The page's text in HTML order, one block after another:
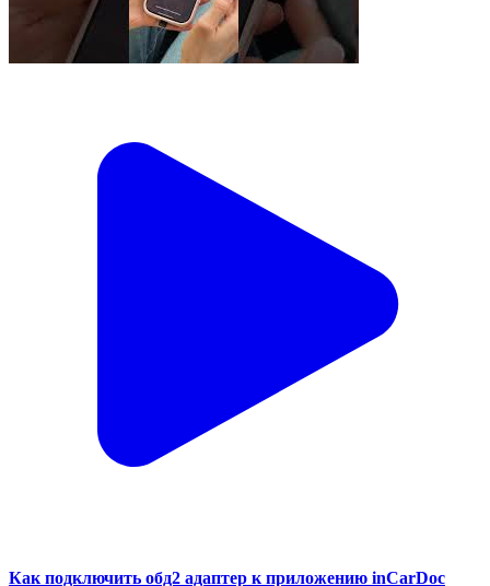
Как подключить обд2 адаптер к приложению inCarDoc